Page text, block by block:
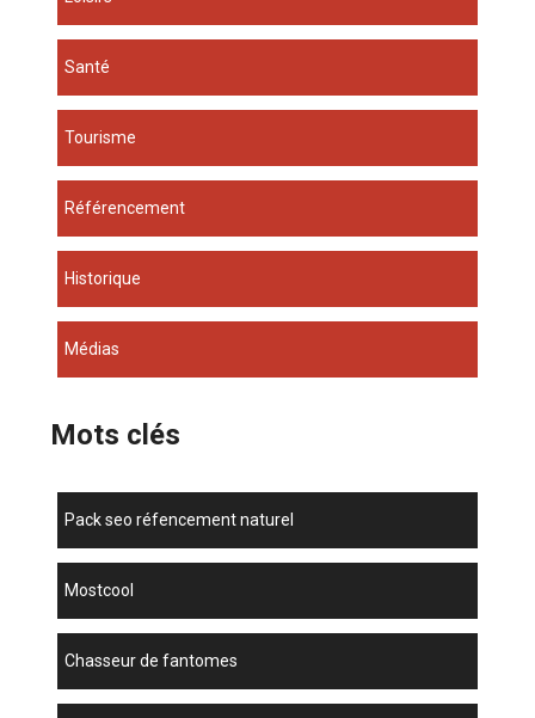
Santé
Tourisme
Référencement
Historique
Médias
Mots clés
pack seo réfencement naturel
mostcool
chasseur de fantomes